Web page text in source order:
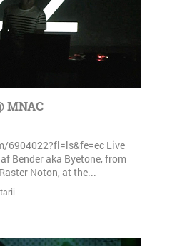
MNAC
6904022?fl=ls&fe=ec Live
Bender aka Byetone, from
Noton, at the...